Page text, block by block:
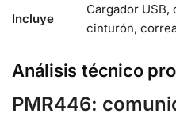
Incluye
Cargador USB,
cinturón,
Análisis técnico
PMR446: